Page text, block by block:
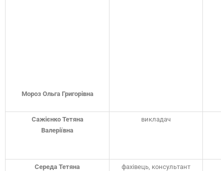
Мороз Ольга Григорівна
Сажієнко Тетяна
Валеріївна
викладач
Середа Тетяна
фахівець, консультант